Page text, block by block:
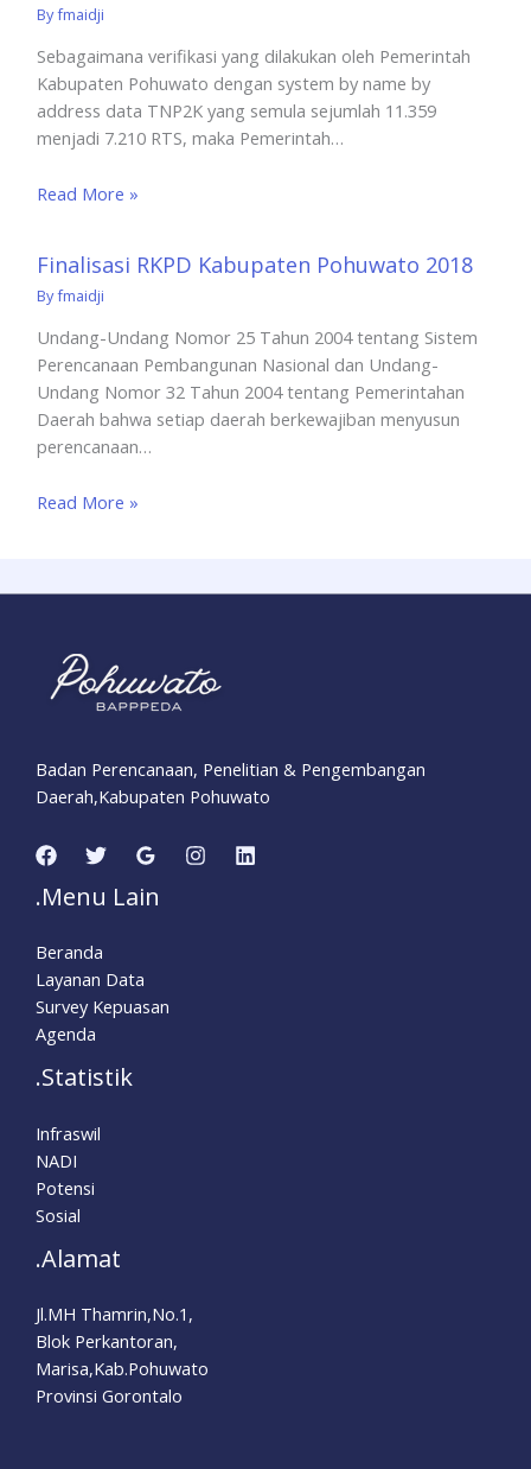
Byfmaidji
Sebagaimana verifikasi yang dilakukan oleh Pemerintah
Kabupaten Pohuwato dengan system by name by
address data TNP2K yang semula sejumlah 11.359
menjadi 7.210 RTS, maka Pemerintah…
Read More »
Finalisasi RKPD Kabupaten Pohuwato 2018
Byfmaidji
Undang-Undang Nomor 25 Tahun 2004 tentang Sistem
Perencanaan Pembangunan Nasional dan Undang-
Undang Nomor 32 Tahun 2004 tentang Pemerintahan
Daerah bahwa setiap daerah berkewajiban menyusun
perencanaan…
Read More »
Badan Perencanaan, Penelitian & Pengembangan
Daerah,Kabupaten Pohuwato
.Menu Lain
Beranda
Layanan Data
Survey Kepuasan
Agenda
.Statistik
Infraswil
NADI
Potensi
Sosial
.Alamat
Jl.MH Thamrin,No.1,
Blok Perkantoran,
Marisa,Kab.Pohuwato
Provinsi Gorontalo